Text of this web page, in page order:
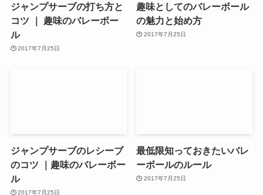
ジャンプサーブの打ち方と
コツ ｜ 趣味のバレーボー
ル
2017年7月25日
趣味としてのバレーボール
の魅力と始め方
2017年7月25日
ジャンプサーブのレシーブ
のコツ ｜趣味のバレーボー
ル
2017年7月25日
最低限知っておきたいバレ
ーボールのルール
2017年7月25日